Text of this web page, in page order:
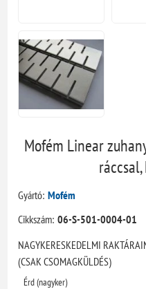
Mofém Linear
Gyártó: Mofém
Cikkszám: 06-S-501-0004-01
NAGYKERESKEDELMI
(CSAK CSOMAGKÜLDÉS)
Érd (nagyker)